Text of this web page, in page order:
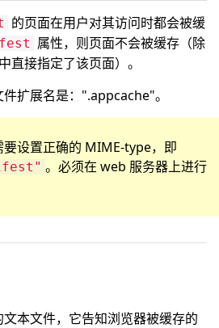
的页面在用户对其访问时都会被缓
属性，则页面不会被缓存（除
直接指定了该页面）。
扩展名是：".appcache"。
设置正确的 MIME-type，即
。必须在 web 服务器上进行
本文件，它告知浏览器被缓存的